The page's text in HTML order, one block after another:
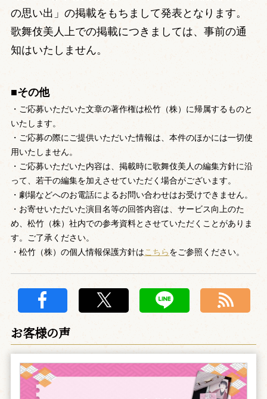
の思い出」の掲載をもちまして発表となります。
歌舞伎美人上での掲載につきましては、事前の通
知はいたしません。
■その他
・ご応募いただいた文章の著作権は松竹（株）に帰属するものと
いたします。
・ご応募の際にご提供いただいた情報は、本件のほかには一切使
用いたしません。
・ご応募いただいた内容は、掲載時に歌舞伎美人の編集方針に沿
って、若干の編集を加えさせていただく場合がございます。
・劇場などへのお電話によるお問い合わせはお受けできません。
・お寄せいただいた演目名等の回答内容は、サービス向上のた
め、松竹（株）社内での参考資料とさせていただくことがありま
す。ご了承ください。
・松竹（株）の個人情報保護方針はこちらをご参照ください。
お客様の声